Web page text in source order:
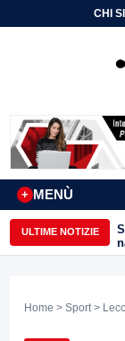
CHI
MENÙ
+
ULTIME NOTIZIE
Home > Sport >